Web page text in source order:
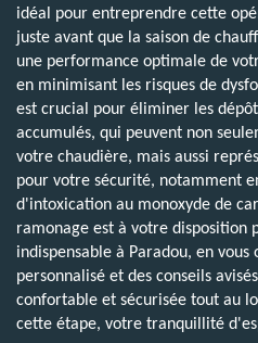
idéal pour entreprendre cette
juste avant que la saison de
une performance optimale de
en minimisant les risques de
est crucial pour éliminer les
accumulés, qui peuvent non
votre chaudière, mais aussi
pour votre sécurité, notamment
d'intoxication au monoxyde de
ramonage est à votre disposition
indispensable à Paradou, en
personnalisé et des conseils
confortable et sécurisée tout au
cette étape, votre tranquillité